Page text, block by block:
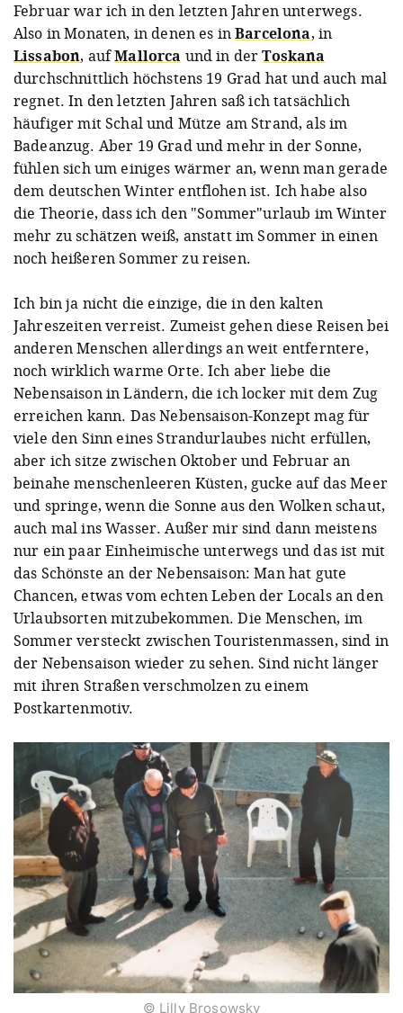
Februar war ich in den letzten Jahren unterwegs.
Also in Monaten, in denen es inBarcelona, in
Lissabon, aufMallorca und in derToskana
durchschnittlich höchstens 19 Grad hat und auch mal
regnet. In den letzten Jahren saß ich tatsächlich
häufiger mit Schal und Mütze am Strand, als im
Badeanzug. Aber 19 Grad und mehr in der Sonne,
fühlen sich um einiges wärmer an, wenn man gerade
dem deutschen Winter entflohen ist. Ich habe also
die Theorie, dass ich den "Sommer"urlaub im Winter
mehr zu schätzen weiß, anstatt im Sommer in einen
noch heißeren Sommer zu reisen.
Ich bin ja nicht die einzige, die in den kalten
Jahreszeiten verreist. Zumeist gehen diese Reisen bei
anderen Menschen allerdings an weit entferntere,
noch wirklich warme Orte. Ich aber liebe die
Nebensaison in Ländern, die ich locker mit dem Zug
erreichen kann. Das Nebensaison-Konzept mag für
viele den Sinn eines Strandurlaubes nicht erfüllen,
aber ich sitze zwischen Oktober und Februar an
beinahe menschenleeren Küsten, gucke auf das Meer
und springe, wenn die Sonne aus den Wolken schaut,
auch mal ins Wasser. Außer mir sind dann meistens
nur ein paar Einheimische unterwegs und das ist mit
das Schönste an der Nebensaison: Man hat gute
Chancen, etwas vom echten Leben der Locals an den
Urlaubsorten mitzubekommen. Die Menschen, im
Sommer versteckt zwischen Touristenmassen, sind in
der Nebensaison wieder zu sehen. Sind nicht länger
mit ihren Straßen verschmolzen zu einem
Postkartenmotiv.
© Lilly Brosowsky